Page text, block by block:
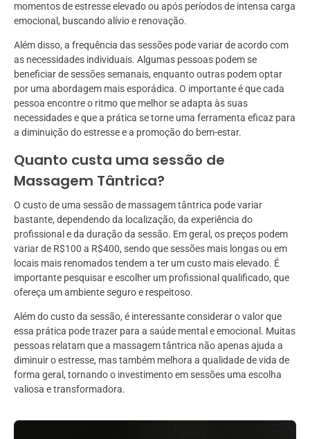
momentos de estresse elevado ou após períodos de intensa carga
emocional, buscando alívio e renovação.
Além disso, a frequência das sessões pode variar de acordo com
as necessidades individuais. Algumas pessoas podem se
beneficiar de sessões semanais, enquanto outras podem optar
por uma abordagem mais esporádica. O importante é que cada
pessoa encontre o ritmo que melhor se adapta às suas
necessidades e que a prática se torne uma ferramenta eficaz para
a diminuição do estresse e a promoção do bem-estar.
Quanto custa uma sessão de
Massagem Tântrica?
O custo de uma sessão de massagem tântrica pode variar
bastante, dependendo da localização, da experiência do
profissional e da duração da sessão. Em geral, os preços podem
variar de R$100 a R$400, sendo que sessões mais longas ou em
locais mais renomados tendem a ter um custo mais elevado. É
importante pesquisar e escolher um profissional qualificado, que
ofereça um ambiente seguro e respeitoso.
Além do custo da sessão, é interessante considerar o valor que
essa prática pode trazer para a saúde mental e emocional. Muitas
pessoas relatam que a massagem tântrica não apenas ajuda a
diminuir o estresse, mas também melhora a qualidade de vida de
forma geral, tornando o investimento em sessões uma escolha
valiosa e transformadora.